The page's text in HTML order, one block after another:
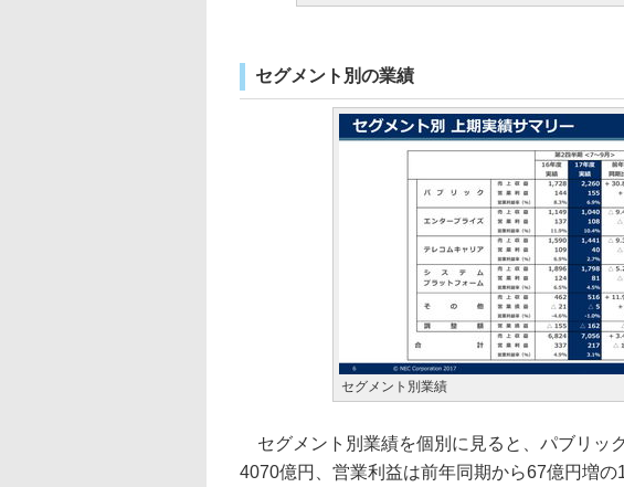
セグメント別の業績
セグメント別業績
セグメント別業績を個別に見ると、パブリッ
4070億円、営業利益は前年同期から67億円増の